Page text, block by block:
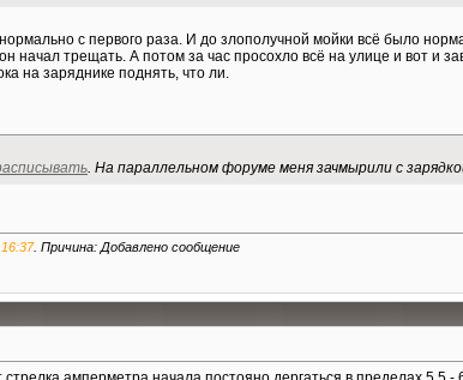
с первого раза. И до злополучной мойки всё было
начал трещать. А потом за час просохло всё на улице и вот
на заряднике поднять, что ли.
. На параллельном форуме меня зачмырили с
16:37. Причина: Добавлено сообщение